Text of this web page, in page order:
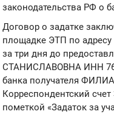
законодательства РФ о
Договор о задатке
площадке ЭТП по адресу
за три дня до
СТАНИСЛАВОВНА ИНН
банка получателя
Корреспондентский
пометкой «Задаток за